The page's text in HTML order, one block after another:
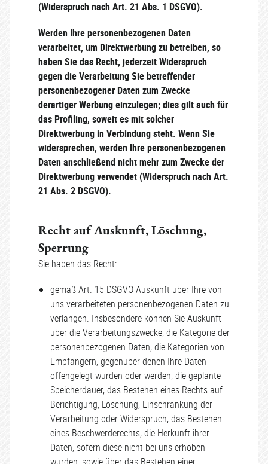
(Widerspruch nach Art. 21 Abs. 1 DSGVO).
Werden Ihre personenbezogenen Daten
verarbeitet, um Direktwerbung zu betreiben, so
haben Sie das Recht, jederzeit Widerspruch
gegen die Verarbeitung Sie betreffender
personenbezogener Daten zum Zwecke
derartiger Werbung einzulegen; dies gilt auch für
das Profiling, soweit es mit solcher
Direktwerbung in Verbindung steht. Wenn Sie
widersprechen, werden Ihre personenbezogenen
Daten anschließend nicht mehr zum Zwecke der
Direktwerbung verwendet (Widerspruch nach Art.
21 Abs. 2 DSGVO).
Recht auf Auskunft, Löschung,
Sperrung
Sie haben das Recht:
gemäß Art. 15 DSGVO Auskunft über Ihre von
uns verarbeiteten personenbezogenen Daten zu
verlangen. Insbesondere können Sie Auskunft
über die Verarbeitungszwecke, die Kategorie der
personenbezogenen Daten, die Kategorien von
Empfängern, gegenüber denen Ihre Daten
offengelegt wurden oder werden, die geplante
Speicherdauer, das Bestehen eines Rechts auf
Berichtigung, Löschung, Einschränkung der
Verarbeitung oder Widerspruch, das Bestehen
eines Beschwerderechts, die Herkunft ihrer
Daten, sofern diese nicht bei uns erhoben